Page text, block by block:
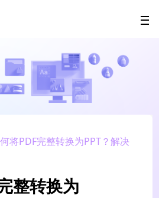
将PDF完整转换为PPT？解决
整转换为